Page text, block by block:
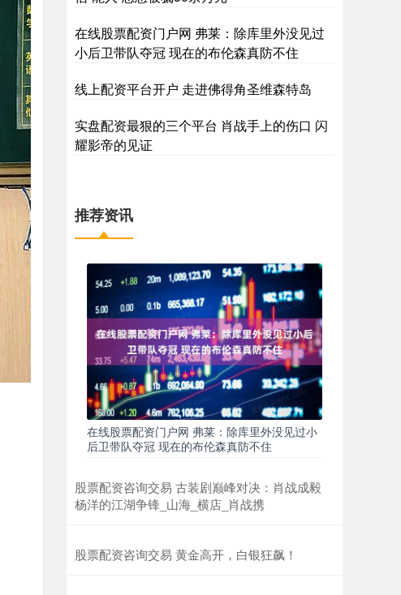
在线股票配资门户网 弗莱：除库里外没见过
小后卫带队夺冠 现在的布伦森真防不住
线上配资平台开户 走进佛得角圣维森特岛
实盘配资最狠的三个平台 肖战手上的伤口 闪
耀影帝的见证
推荐资讯
在线股票配资门户网 弗莱：除库里外没见过小
后卫带队夺冠 现在的布伦森真防不住
股票配资咨询交易 古装剧巅峰对决：肖战成毅
杨洋的江湖争锋_山海_横店_肖战携
股票配资咨询交易 黄金高开，白银狂飙！